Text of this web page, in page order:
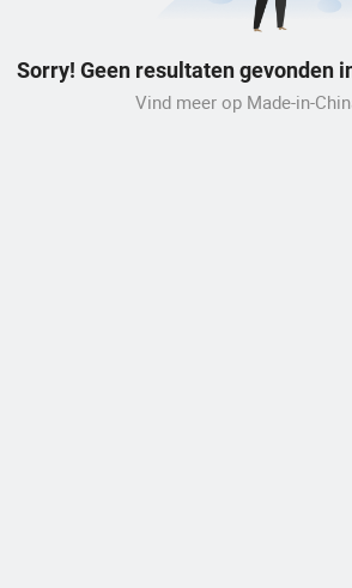
Sorry! Geen resultaten gevonden
Vind meer op Made-in-